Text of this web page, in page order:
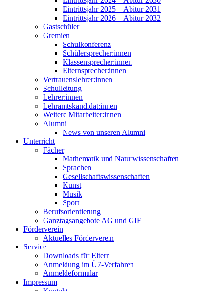
Eintrittsjahr 2025 – Abitur 2031
Eintrittsjahr 2026 – Abitur 2032
Gastschüler
Gremien
Schulkonferenz
Schülersprecher:innen
Klassensprecher:innen
Elternsprecher:innen
Vertrauenslehrer:innen
Schulleitung
Lehrer:innen
Lehramtskandidat:innen
Weitere Mitarbeiter:innen
Alumni
News von unseren Alumni
Unterricht
Fächer
Mathematik und Naturwissenschaften
Sprachen
Gesellschaftswissenschaften
Kunst
Musik
Sport
Berufsorientierung
Ganztagsangebote AG und GIF
Förderverein
Aktuelles Förderverein
Service
Downloads für Eltern
Anmeldung im Ü7-Verfahren
Anmeldeformular
Impressum